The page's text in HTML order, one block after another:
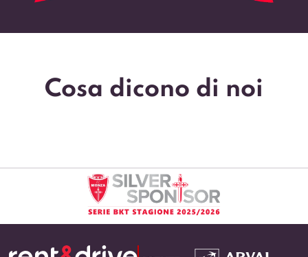
Cosa dicono di noi